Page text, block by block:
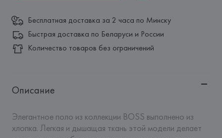
Бесплатная доставка за 2 часа по Минску
Быстрая доставка по Беларуси и России
Количество товаров без ограничений
Описание
Элегантное поло из коллекции BOSS выполнено из
хлопка. Легкая и дышащая ткань этой модели делает